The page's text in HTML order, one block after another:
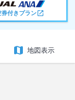
券付きプラン
地図表示